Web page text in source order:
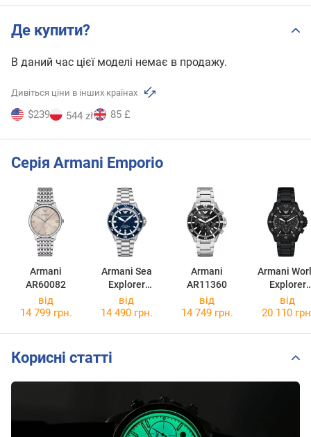
Де купити?
В даний час цієї моделі немає в продажу.
Дивіться ціни в інших країнах
$239 544 zł 85 £
Серія Armani Emporio
Armani
AR60082
Armani Sea
Explorer
AR60079
Armani
AR11360
Armani
Explorer
AR11784
від
14 799 грн.
від
14 490 грн.
від
14 749 грн.
від
20 110
Корисні статті